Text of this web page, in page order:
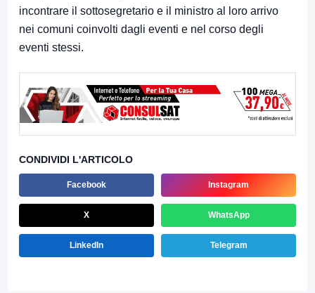
incontrare il sottosegretario e il ministro al loro arrivo
nei comuni coinvolti dagli eventi e nel corso degli
eventi stessi.
CONDIVIDI L'ARTICOLO
Facebook Instagram
X WhatsApp
LinkedIn Telegram